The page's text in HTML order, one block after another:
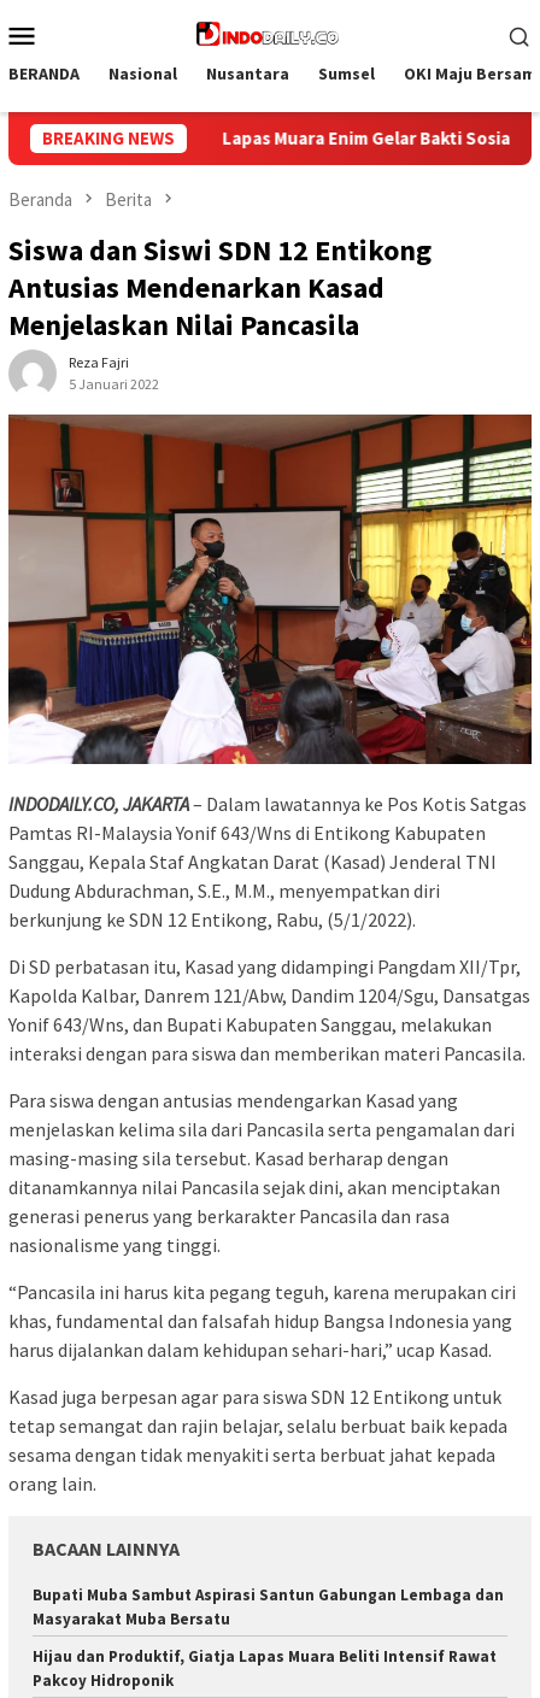
ke
Mobile
BERANDA Nasional Nusantara Sumsel OKI Maju
BREAKING NEWS
Bakti Sosial Donor Darah dalam Rangka Memperingati HUT
Beranda Berita
Siswa dan Siswi SDN 12 Entikong
Antusias Mendenarkan Kasad
Menjelaskan Nilai Pancasila
Reza Fajri
5 Januari 2022
INDODAILY.CO, JAKARTA– Dalam lawatannya ke Pos Kotis Satgas
Pamtas RI-Malaysia Yonif 643/Wns di Entikong Kabupaten
Sanggau, Kepala Staf Angkatan Darat (Kasad) Jenderal TNI
Dudung Abdurachman, S.E., M.M., menyempatkan diri
berkunjung ke SDN 12 Entikong, Rabu, (5/1/2022).
Di SD perbatasan itu, Kasad yang didampingi Pangdam XII/Tpr,
Kapolda Kalbar, Danrem 121/Abw, Dandim 1204/Sgu, Dansatgas
Yonif 643/Wns, dan Bupati Kabupaten Sanggau, melakukan
interaksi dengan para siswa dan memberikan materi Pancasila.
Para siswa dengan antusias mendengarkan Kasad yang
menjelaskan kelima sila dari Pancasila serta pengamalan dari
masing-masing sila tersebut. Kasad berharap dengan
ditanamkannya nilai Pancasila sejak dini, akan menciptakan
generasi penerus yang berkarakter Pancasila dan rasa
nasionalisme yang tinggi.
“Pancasila ini harus kita pegang teguh, karena merupakan ciri
khas, fundamental dan falsafah hidup Bangsa Indonesia yang
harus dijalankan dalam kehidupan sehari-hari,” ucap Kasad.
Kasad juga berpesan agar para siswa SDN 12 Entikong untuk
tetap semangat dan rajin belajar, selalu berbuat baik kepada
sesama dengan tidak menyakiti serta berbuat jahat kepada
orang lain.
BACAAN LAINNYA
Bupati Muba Sambut Aspirasi Santun Gabungan Lembaga dan
Masyarakat Muba Bersatu
Hijau dan Produktif, Giatja Lapas Muara Beliti Intensif Rawat
Pakcoy Hidroponik